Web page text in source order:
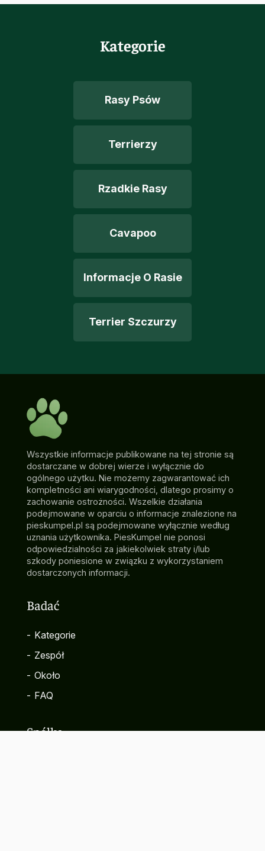
Kategorie
Rasy Psów
Terrierzy
Rzadkie Rasy
Cavapoo
Informacje O Rasie
Terrier Szczurzy
Wszystkie informacje publikowane na tej stronie są
dostarczane w dobrej wierze i wyłącznie do
ogólnego użytku. Nie możemy zagwarantować ich
kompletności ani wiarygodności, dlatego prosimy o
zachowanie ostrożności. Wszelkie działania
podejmowane w oparciu o informacje znalezione na
pieskumpel.pl są podejmowane wyłącznie według
uznania użytkownika. PiesKumpel nie ponosi
odpowiedzialności za jakiekolwiek straty i/lub
szkody poniesione w związku z wykorzystaniem
dostarczonych informacji.
Badać
- Kategorie
- Zespół
- Około
- FAQ
Spółka